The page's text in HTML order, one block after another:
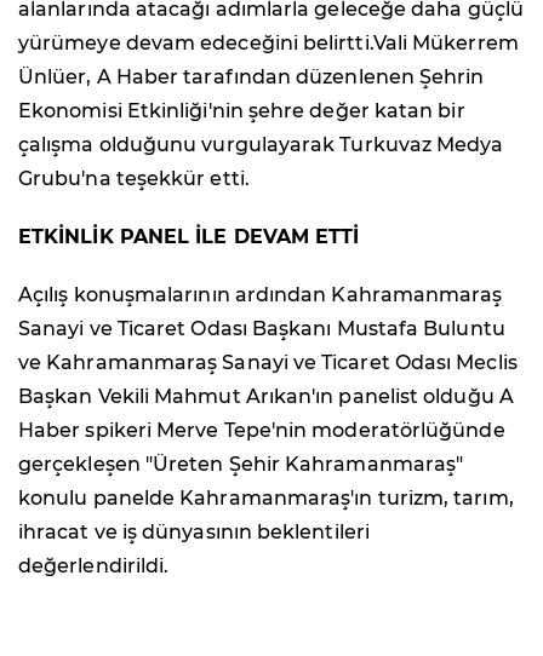
alanlarında atacağı adımlarla geleceğe daha güçlü
yürümeye devam edeceğini belirtti.Vali Mükerrem
Ünlüer, A Haber tarafından düzenlenen Şehrin
Ekonomisi Etkinliği'nin şehre değer katan bir
çalışma olduğunu vurgulayarak Turkuvaz Medya
Grubu'na teşekkür etti.
ETKİNLİK PANEL İLE DEVAM ETTİ
Açılış konuşmalarının ardından Kahramanmaraş
Sanayi ve Ticaret Odası Başkanı Mustafa Buluntu
ve Kahramanmaraş Sanayi ve Ticaret Odası Meclis
Başkan Vekili Mahmut Arıkan'ın panelist olduğu A
Haber spikeri Merve Tepe'nin moderatörlüğünde
gerçekleşen "Üreten Şehir Kahramanmaraş"
konulu panelde Kahramanmaraş'ın turizm, tarım,
ihracat ve iş dünyasının beklentileri
değerlendirildi.